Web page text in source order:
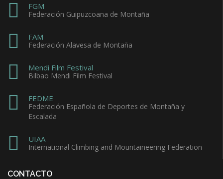
FGM
Federación Guipuzcoana de Montaña
FAM
Federación Alavesa de Montaña
Mendi Film Festival
Bilbao Mendi Film Festival
FEDME
Federación Española de Deportes de Montaña y
Escalada
UIAA
International Climbing and Mountaineering Federation
CONTACTO